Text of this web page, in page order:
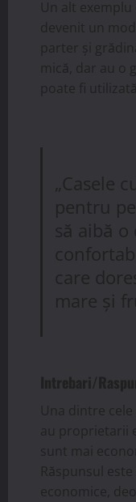
Un alt
devenit un
parter și
mică, dar au o
poate fi
„Casele
pentru
să aibă o
care
mare și
Intrebari/
Una dintre
au proprietarii
sunt mai
Răspunsul
economice,